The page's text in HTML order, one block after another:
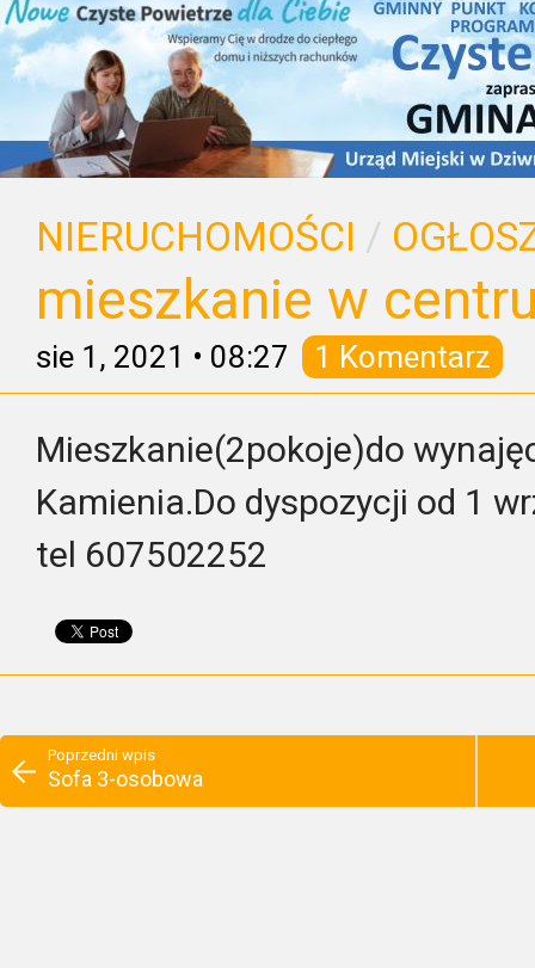
NIERUCHOMOŚCI /
mieszkanie w
sie 1, 2021 • 08:27 1 Komentarz
Mieszkanie(2pokoje)do
Kamienia.Do dyspozycji od 1
tel 607502252
Poprzedni wpis
Sofa 3-osobowa